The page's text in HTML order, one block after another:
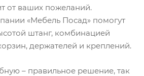
от ваших пожеланий.
«Мебель Посад» помогут
штанг, комбинацией
держателей и креплений.
– правильное решение, так